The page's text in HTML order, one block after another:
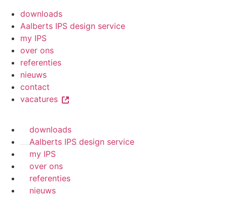
downloads
Aalberts IPS design service
my IPS
over ons
referenties
nieuws
contact
vacatures
downloads
Aalberts IPS design service
my IPS
over ons
referenties
nieuws